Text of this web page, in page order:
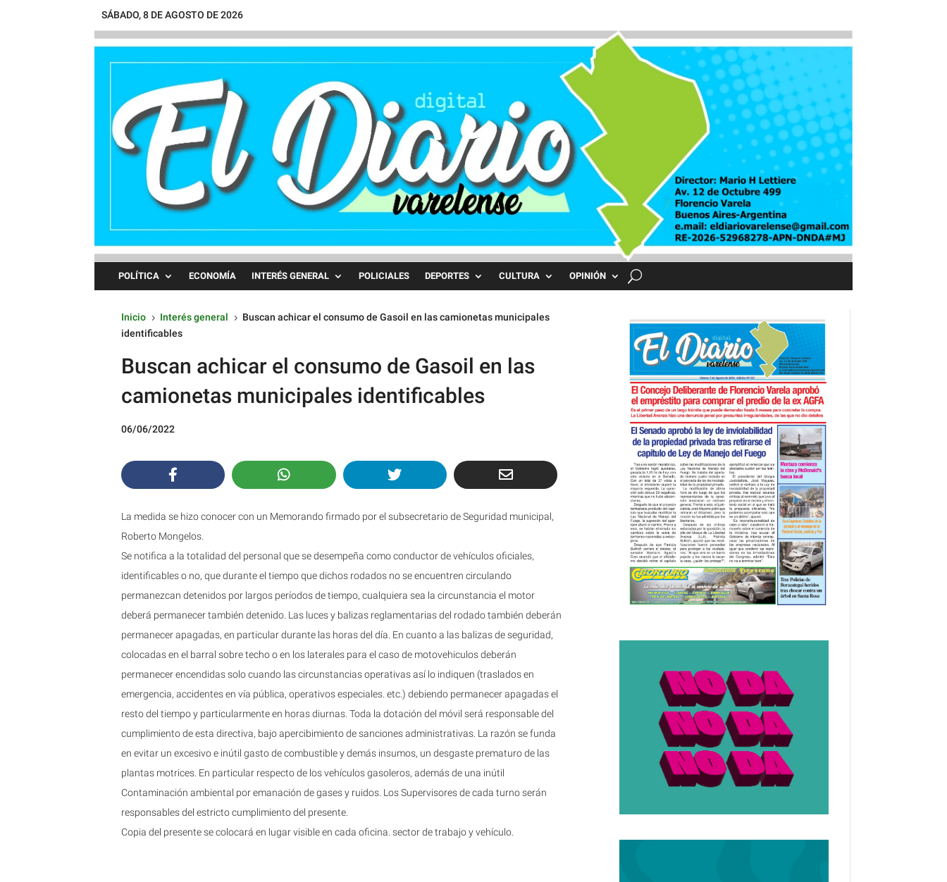
SÁBADO, 8 DE AGOSTO DE 2026
POLÍTICA ECONOMÍA INTERÉS GENERAL POLICIALES DEPORTES CULTURA OPINIÓN
Inicio 5 Interés general 5 Buscan achicar el consumo de Gasoil en las camionetas municipales
identificables
Buscan achicar el consumo de Gasoil en las
camionetas municipales identificables
06/06/2022
La medida se hizo conocer con un Memorando firmado por el subsecretario de Seguridad municipal,
Roberto Mongelos.
Se notifica a la totalidad del personal que se desempeña como conductor de vehículos oficiales,
identificables o no, que durante el tiempo que dichos rodados no se encuentren circulando
permanezcan detenidos por largos períodos de tiempo, cualquiera sea la circunstancia el motor
deberá permanecer también detenido. Las luces y balizas reglamentarias del rodado también deberán
permanecer apagadas, en particular durante las horas del día. En cuanto a las balizas de seguridad,
colocadas en el barral sobre techo o en los laterales para el caso de motovehiculos deberán
permanecer encendidas solo cuando las circunstancias operativas así lo indiquen (traslados en
emergencia, accidentes en vía pública, operativos especiales. etc.) debiendo permanecer apagadas el
resto del tiempo y particularmente en horas diurnas. Toda la dotación del móvil será responsable del
cumplimiento de esta directiva, bajo apercibimiento de sanciones administrativas. La razón se funda
en evitar un excesivo e inútil gasto de combustible y demás insumos, un desgaste prematuro de las
plantas motrices. En particular respecto de los vehículos gasoleros, además de una inútil
Contaminación ambiental por emanación de gases y ruidos. Los Supervisores de cada turno serán
responsables del estricto cumplimiento del presente.
Copia del presente se colocará en lugar visible en cada oficina. sector de trabajo y vehículo.